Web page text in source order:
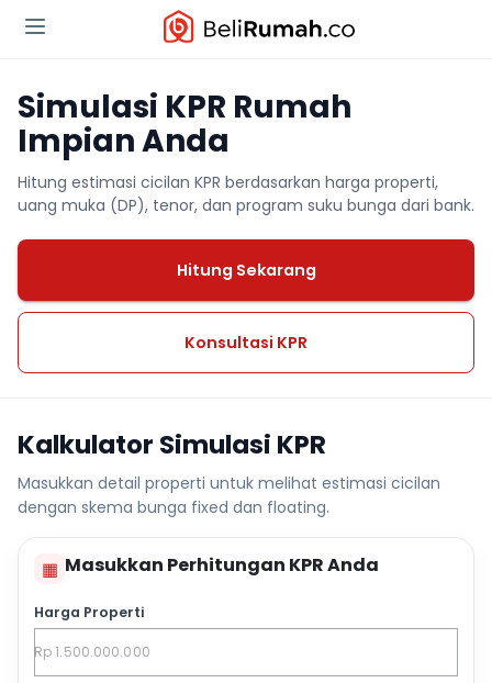
Simulasi KPR Rumah
Impian Anda
Hitung estimasi cicilan KPR berdasarkan harga properti,
uang muka (DP), tenor, dan program suku bunga dari bank.
Hitung Sekarang
Konsultasi KPR
Kalkulator Simulasi KPR
Masukkan detail properti untuk melihat estimasi cicilan
dengan skema bunga fixed dan floating.
▦ Masukkan Perhitungan KPR Anda
Harga Properti